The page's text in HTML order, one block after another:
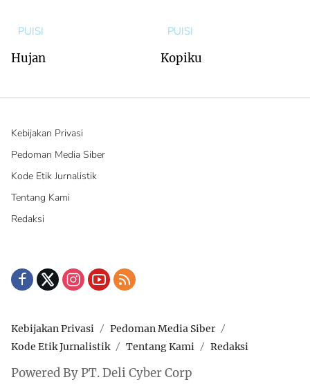
PUISI
Hujan
PUISI
Kopiku
Kebijakan Privasi
Pedoman Media Siber
Kode Etik Jurnalistik
Tentang Kami
Redaksi
Kebijakan Privasi
Pedoman Media Siber
Kode Etik Jurnalistik
Tentang Kami Redaksi
Powered By PT. Deli Cyber Corp